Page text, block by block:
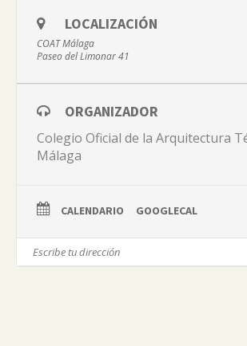
LOCALIZACIÓN
COAT Málaga
Paseo del Limonar 41
ORGANIZADOR
Colegio Oficial de la Arquitectura
Málaga
CALENDARIO GOOGLECAL